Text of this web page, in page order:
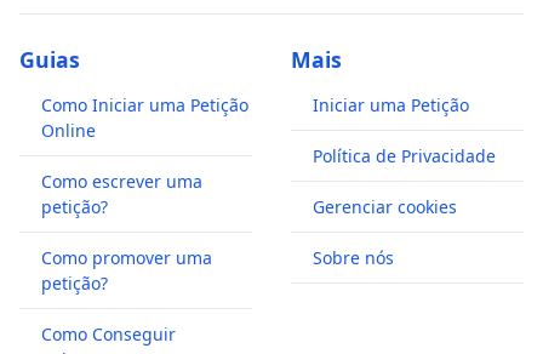
Guias
Como Iniciar uma Petição
Online
Como escrever uma
petição?
Como promover uma
petição?
Como Conseguir
Mais
Iniciar uma Petição
Política de Privacidade
Gerenciar cookies
Sobre nós